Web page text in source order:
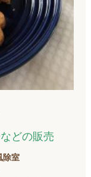
どの販売
除室